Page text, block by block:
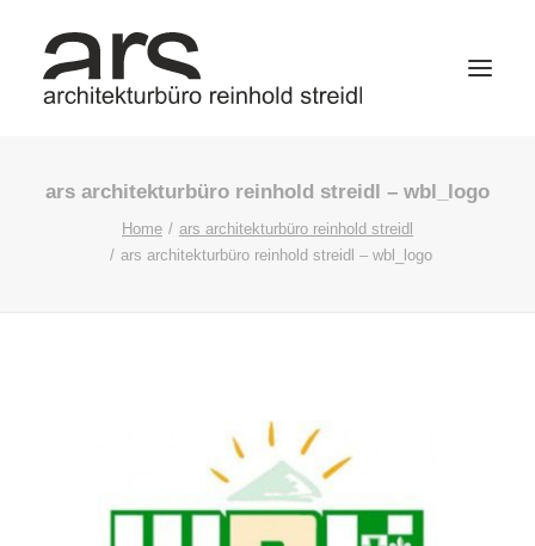
ars architekturbüro reinhold streidl – wbl_logo
Home
ars architekturbüro reinhold streidl
ars architekturbüro reinhold streidl – wbl_logo